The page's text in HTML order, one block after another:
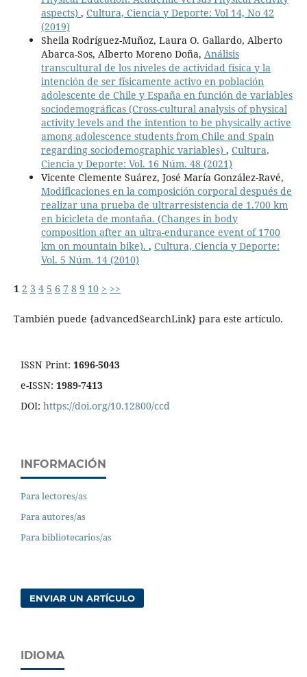
aspects) , Cultura, Ciencia y Deporte: Vol 14, No 42
(2019)
Sheila Rodríguez-Muñoz, Laura O. Gallardo, Alberto
Abarca-Sos, Alberto Moreno Doña, Análisis
transcultural de los niveles de actividad física y la
intención de ser físicamente activo en población
adolescente de Chile y España en función de variables
sociodemográficas (Cross-cultural analysis of physical
activity levels and the intention to be physically active
among adolescence students from Chile and Spain
regarding sociodemographic variables) , Cultura,
Ciencia y Deporte: Vol. 16 Núm. 48 (2021)
Vicente Clemente Suárez, José María González-Ravé,
Modificaciones en la composición corporal después de
realizar una prueba de ultrarresistencia de 1.700 km
en bicicleta de montaña. (Changes in body
composition after an ultra-endurance event of 1700
km on mountain bike). , Cultura, Ciencia y Deporte:
Vol. 5 Núm. 14 (2010)
1 2 3 4 5 6 7 8 9 10 > >>
También puede {advancedSearchLink} para este artículo.
ISSN Print: 1696-5043
e-ISSN: 1989-7413
DOI: https://doi.org/10.12800/ccd
INFORMACIÓN
Para lectores/as
Para autores/as
Para bibliotecarios/as
ENVIAR UN ARTÍCULO
IDIOMA